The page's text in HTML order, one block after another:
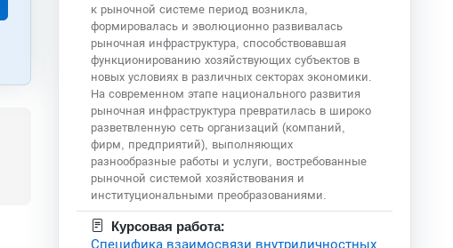
к рыночной системе период возникла,
формировалась и эволюционно развивалась
рыночная инфраструктура, способствовавшая
функционированию хозяйствующих субъектов в
новых условиях в различных секторах экономики.
На современном этапе национального развития
рыночная инфраструктура превратилась в широко
разветвленную сеть организаций (компаний,
фирм, предприятий), выполняющих
разнообразные работы и услуги, востребованные
рыночной системой хозяйствования и
институциональными преобразованиями.
Курсовая работа:
Специфика взаимосвязи внутриличностных